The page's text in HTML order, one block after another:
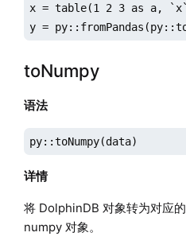
x = table(1 2 3 as a,
y =
toNumpy
语法
py::toNumpy(data)
详情
将 DolphinDB 对象转为对应
numpy 对象。